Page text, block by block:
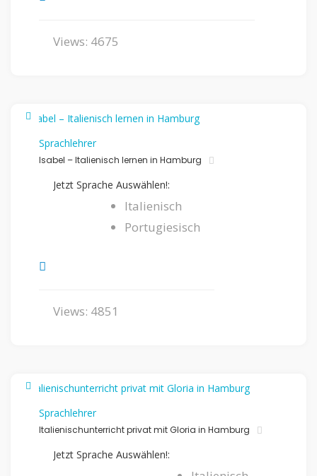
Views: 4675
Sprachlehrer
Isabel – Italienisch lernen in Hamburg
Jetzt Sprache Auswählen!:
Italienisch
Portugiesisch
Views: 4851
Sprachlehrer
Italienischunterricht privat mit Gloria in Hamburg
Jetzt Sprache Auswählen!: